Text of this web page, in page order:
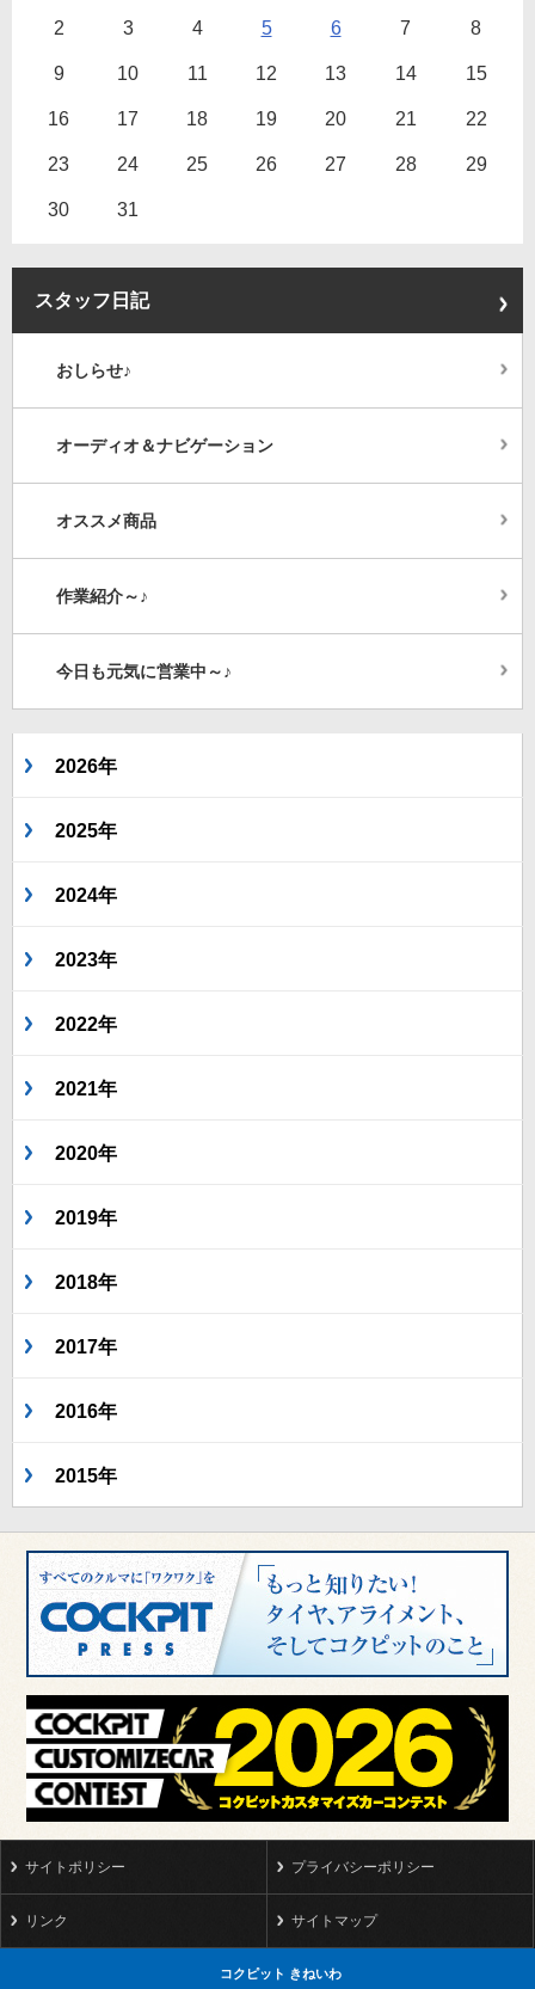
2 3 4 5 6 7 8
9 10 11 12 13 14 15
16 17 18 19 20 21 22
23 24 25 26 27 28 29
30 31
スタッフ日記
おしらせ♪
オーディオ＆ナビゲーション
オススメ商品
作業紹介～♪
今日も元気に営業中～♪
2026年
2025年
2024年
2023年
2022年
2021年
2020年
2019年
2018年
2017年
2016年
2015年
サイトポリシー プライバシーポリシー
リンク サイトマップ
コクピット きねいわ